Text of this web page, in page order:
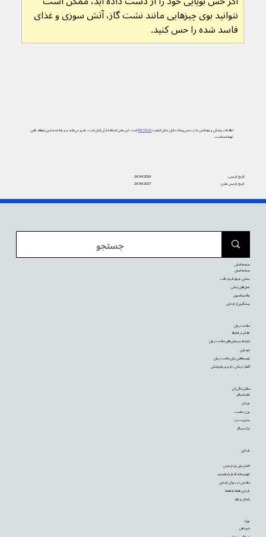
نتوانید بوی چیزهایی مانند نشت گاز، آتش سوزی و غذای
فاسد شده را حس کنید.
اطلاعات پزشکی و بهداشتی ما در دیجی‌پزشک دارای نشان کیفیتPIF TICKاست. این یعنی استفاده از آن آسان است، به‌روز می‌باشد و بر پایه جدیدترین شواهد علمی
تهیه شده است.
26/04/2024
تاریخ بازبینی:
26/04/2027
تاریخ بازبینی بعدی:
نوزاد
شیردهی
بارداری
اقدام برای باردار شدن
فهمیده‌اید که باردار هستید
سلامتی در دوران بارداری
بارداری هفته به هفته
زایمان و تولد
سالم زندگی کن
تغذیه سالم
ورزش
وزن مناسب
مدیریت درد
ترک سیگار
سلامت روان
علائم و رفتارها
شرایط و بیماری‌های سلامت روان
خودیاری
توصیه‌‌هایی برای سلامت روان
گفتار درمانی، دارو و روانپزشکی
صفحه اصلی
صفحه اصلی
بیماری عروق کرونر قلب
عمل‌های زیبایی
واکسیناسیون
پیشگیری از بارداری